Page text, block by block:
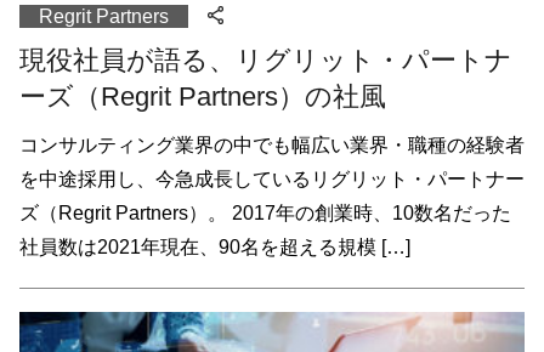
Regrit Partners
現役社員が語る、リグリット・パートナ
ーズ（Regrit Partners）の社風
コンサルティング業界の中でも幅広い業界・職種の経験者
を中途採用し、今急成長しているリグリット・パートナー
ズ（Regrit Partners）。 2017年の創業時、10数名だった
社員数は2021年現在、90名を超える規模 […]